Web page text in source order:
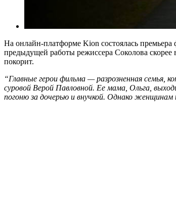
На онлайн-платформе Kion состоялась
предыдущей работы режиссера Соколова
покорит.
“Главные герои фильма — разрозненная семья,
суровой Верой Павловной. Ее мама, Ольга,
погоню за дочерью и внучкой. Однако